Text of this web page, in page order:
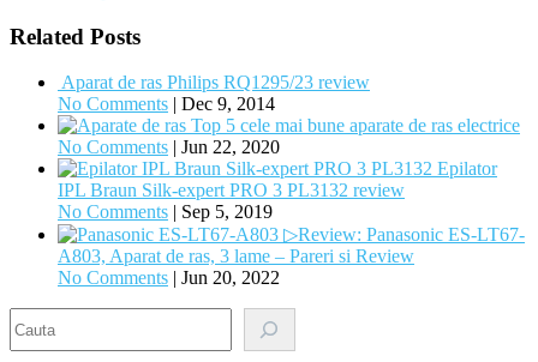
Related Posts
Aparat de ras Philips RQ1295/23 review
No Comments
Dec 9, 2014
Top 5 cele mai bune aparate de ras electrice
No Comments
Jun 22, 2020
Epilator
IPL Braun Silk-expert PRO 3 PL3132 review
No Comments
Sep 5, 2019
▷Review: Panasonic ES-LT67-
A803, Aparat de ras, 3 lame – Pareri si Review
No Comments
Jun 20, 2022